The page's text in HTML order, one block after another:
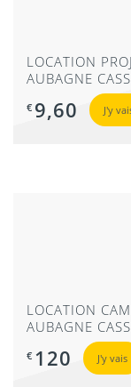
LOCATION
AUBAGNE
€ 9,60 J'y
LOCATION
AUBAGNE
€ 120 J'y vais